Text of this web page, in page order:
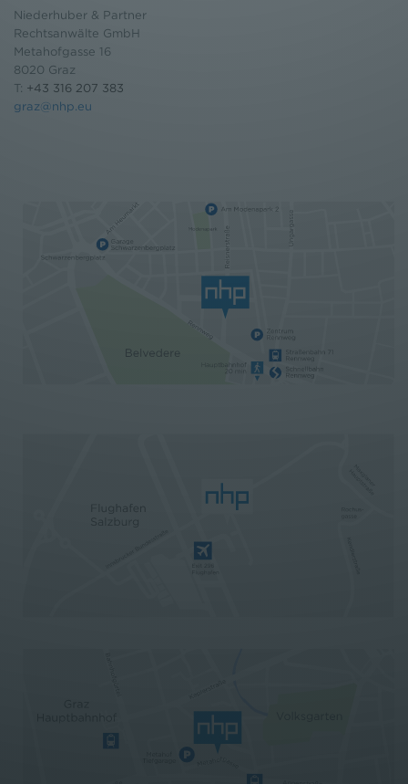
Niederhuber & Partner
Rechtsanwälte GmbH
Metahofgasse 16
8020 Graz
T: +43 316 207 383
graz@nhp.eu